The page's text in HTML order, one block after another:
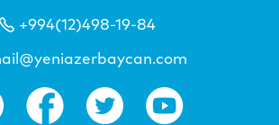
+994(12)498-19-84